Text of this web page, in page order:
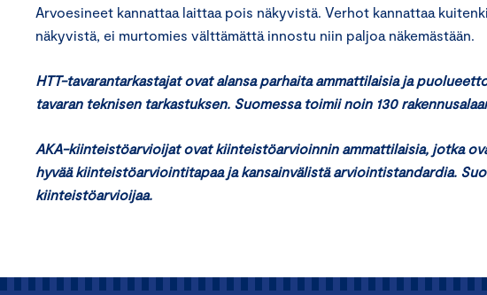
Arvoesineet kannattaa laittaa pois näkyvistä. Verhot kannattaa
näkyvistä, ei murtomies välttämättä innostu niin paljoa näkemästään.
HTT-tavarantarkastajat ovat alansa parhaita ammattilaisia ja
tavaran teknisen tarkastuksen. Suomessa toimii noin 130
AKA-kiinteistöarvioijat ovat kiinteistöarvioinnin ammattilaisia, jotka
hyvää kiinteistöarviointitapaa ja kansainvälistä arviointistandardia.
kiinteistöarvioijaa.